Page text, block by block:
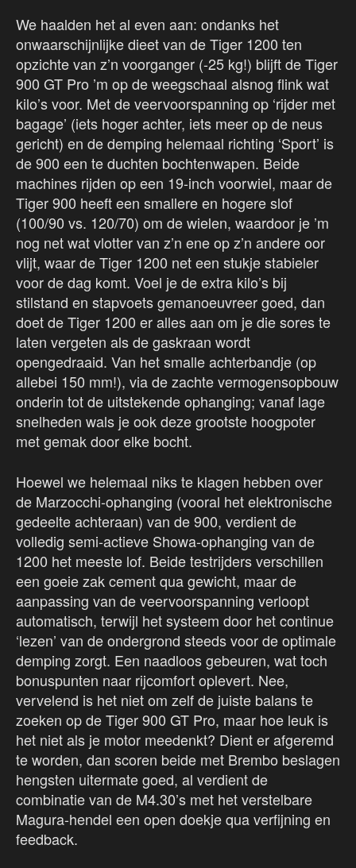
We haalden het al even aan: ondanks het
onwaarschijnlijke dieet van de Tiger 1200 ten
opzichte van z’n voorganger (-25 kg!) blijft de Tiger
900 GT Pro ’m op de weegschaal alsnog flink wat
kilo’s voor. Met de veervoorspanning op ‘rijder met
bagage’ (iets hoger achter, iets meer op de neus
gericht) en de demping helemaal richting ‘Sport’ is
de 900 een te duchten bochtenwapen. Beide
machines rijden op een 19-inch voorwiel, maar de
Tiger 900 heeft een smallere en hogere slof
(100/90 vs. 120/70) om de wielen, waardoor je ’m
nog net wat vlotter van z’n ene op z’n andere oor
vlijt, waar de Tiger 1200 net een stukje stabieler
voor de dag komt. Voel je de extra kilo’s bij
stilstand en stapvoets gemanoeuvreer goed, dan
doet de Tiger 1200 er alles aan om je die sores te
laten vergeten als de gaskraan wordt
opengedraaid. Van het smalle achterbandje (op
allebei 150 mm!), via de zachte vermogensopbouw
onderin tot de uitstekende ophanging; vanaf lage
snelheden wals je ook deze grootste hoogpoter
met gemak door elke bocht.
Hoewel we helemaal niks te klagen hebben over
de Marzocchi-ophanging (vooral het elektronische
gedeelte achteraan) van de 900, verdient de
volledig semi-actieve Showa-ophanging van de
1200 het meeste lof. Beide testrijders verschillen
een goeie zak cement qua gewicht, maar de
aanpassing van de veervoorspanning verloopt
automatisch, terwijl het systeem door het continue
‘lezen’ van de ondergrond steeds voor de optimale
demping zorgt. Een naadloos gebeuren, wat toch
bonuspunten naar rijcomfort oplevert. Nee,
vervelend is het niet om zelf de juiste balans te
zoeken op de Tiger 900 GT Pro, maar hoe leuk is
het niet als je motor meedenkt? Dient er afgeremd
te worden, dan scoren beide met Brembo beslagen
hengsten uitermate goed, al verdient de
combinatie van de M4.30’s met het verstelbare
Magura-hendel een open doekje qua verfijning en
feedback.